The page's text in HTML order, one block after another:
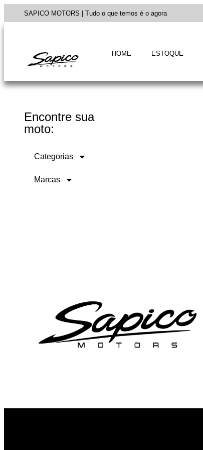
SAPICO MOTORS | Tudo o que temos é o agora
HOME ESTOQUE
Encontre sua
moto:
Categorias
Marcas